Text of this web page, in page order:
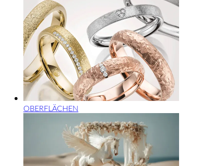
OBERFLÄCHEN